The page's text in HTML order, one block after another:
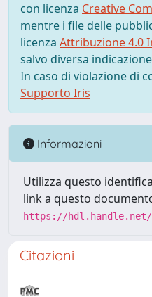
con licenza Creative
mentre i file delle
licenza Attribuzione 4.0
salvo diversa
In caso di violazione di
Supporto Iris
Informazioni
Utilizza questo
link a questo
https://hdl.handle.net/
Citazioni